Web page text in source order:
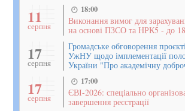
11
серпня
18:00
Виконання вимог для
на основі ПЗСО та НРК5 - до
17
серпня
Громадське обговорення
УжНУ щодо імплементації
України "Про академічну
17
серпня
17:00
ЄВІ-2026: спеціально
завершення реєстрації